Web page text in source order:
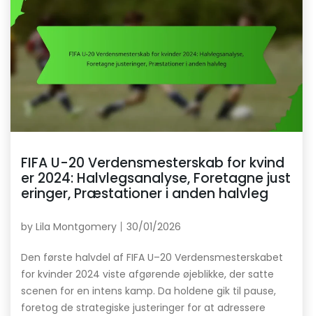
FIFA U-20 Verdensmesterskab for kvind
er 2024: Halvlegsanalyse, Foretagne just
eringer, Præstationer i anden halvleg
by Lila Montgomery 30/01/2026
Den første halvdel af FIFA U–20 Verdensmesterskabet
for kvinder 2024 viste afgørende øjeblikke, der satte
scenen for en intens kamp. Da holdene gik til pause,
foretog de strategiske justeringer for at adressere